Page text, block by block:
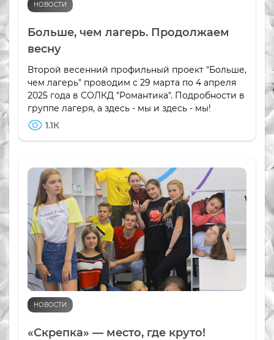
НОВОСТИ
Больше, чем лагерь. Продолжаем
весну
Второй весенний профильный проект "Больше,
чем лагерь" проводим с 29 марта по 4 апреля
2025 года в СОЛКД "Романтика". Подробности в
группе лагеря, а здесь - мы и здесь - мы!
1.1К
НОВОСТИ
«Скрепка» — место, где круто!